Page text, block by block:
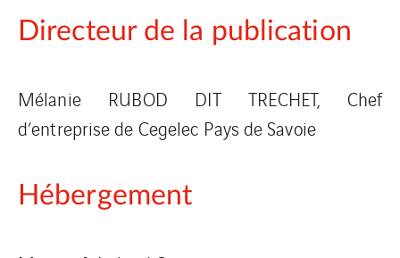
Directeur de la publication
Mélanie RUBOD DIT TRECHET, Chef
d’entreprise de Cegelec Pays de Savoie
Hébergement